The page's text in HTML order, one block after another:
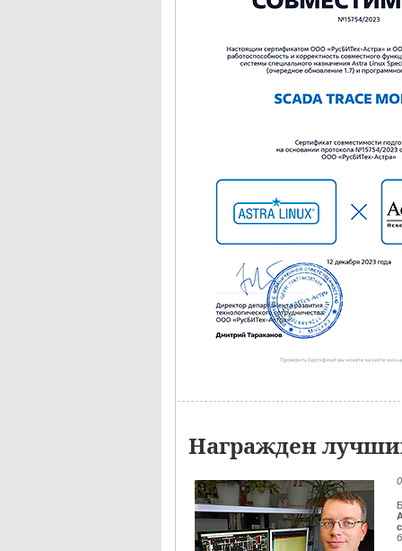
Награжден